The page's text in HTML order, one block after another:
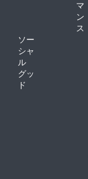
マ
ン
ス
ソー
シャ
ル
グッ
ド